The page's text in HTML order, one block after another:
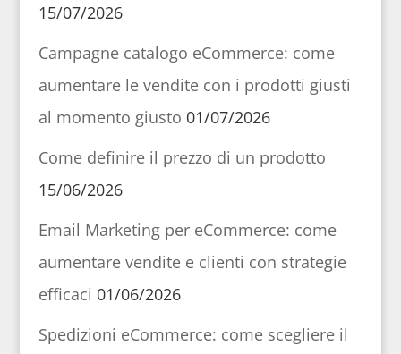
15/07/2026
Campagne catalogo eCommerce: come
aumentare le vendite con i prodotti giusti
al momento giusto 01/07/2026
Come definire il prezzo di un prodotto
15/06/2026
Email Marketing per eCommerce: come
aumentare vendite e clienti con strategie
efficaci 01/06/2026
Spedizioni eCommerce: come scegliere il